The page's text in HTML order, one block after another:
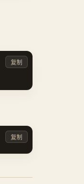
复制
复制